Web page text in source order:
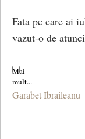
Fata pe care ai
vazut-o de
Garabet Ibraileanu